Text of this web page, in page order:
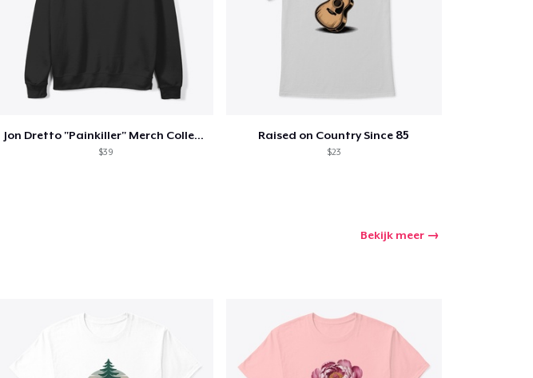
Jon Dretto "Painkiller" Merch Collection
$39
Raised on Country Since 85
$23
Bekijk meer